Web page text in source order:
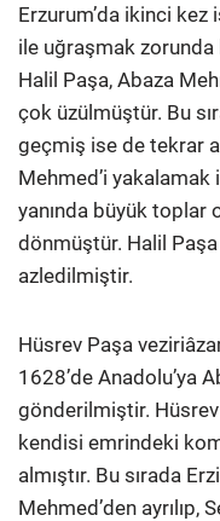
Erzurum’da ikinci
ile uğraşmak zorunda
Halil Paşa, Abaza
çok üzülmüştür. Bu
geçmiş ise de tekrar
Mehmed’i yakalamak
yanında büyük toplar
dönmüştür. Halil Paşa
azledilmiştir.
Hüsrev Paşa
1628’de Anadolu’ya
gönderilmiştir.
kendisi emrindeki
almıştır. Bu sırada
Mehmed’den ayrılıp,